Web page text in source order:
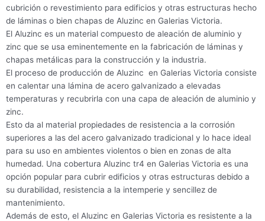
cubrición o revestimiento para edificios y otras estructuras hecho
de láminas o bien chapas de Aluzinc en Galerias Victoria.
El Aluzinc es un material compuesto de aleación de aluminio y
zinc que se usa eminentemente en la fabricación de láminas y
chapas metálicas para la construcción y la industria.
El proceso de producción de Aluzinc en Galerias Victoria consiste
en calentar una lámina de acero galvanizado a elevadas
temperaturas y recubrirla con una capa de aleación de aluminio y
zinc.
Esto da al material propiedades de resistencia a la corrosión
superiores a las del acero galvanizado tradicional y lo hace ideal
para su uso en ambientes violentos o bien en zonas de alta
humedad. Una cobertura Aluzinc tr4 en Galerias Victoria es una
opción popular para cubrir edificios y otras estructuras debido a
su durabilidad, resistencia a la intemperie y sencillez de
mantenimiento.
Además de esto, el Aluzinc en Galerias Victoria es resistente a la